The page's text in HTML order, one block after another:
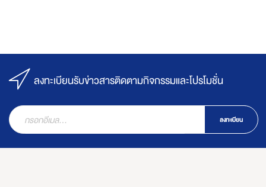
ลงทะเบียนรับข่าวสารติดตามกิจกรรมและโปรโมชั่น
ลงทะเบียน